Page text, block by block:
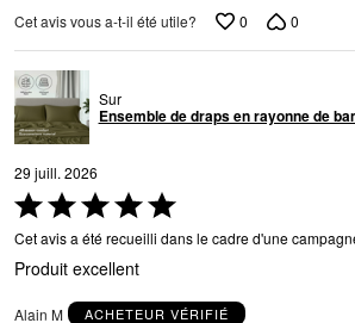
Cet avis vous a-t-il été utile?
0 0
Sur
Ensemble de draps en rayonne de
29 juill. 2026
Coté
5 sur
5
Cet avis a été recueilli dans le cadre d'une
Produit excellent
Alain M ACHETEUR VÉRIFIÉ